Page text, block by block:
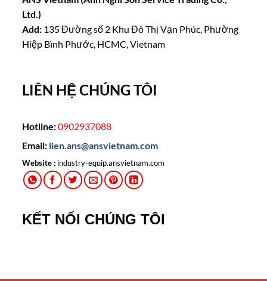
Ltd.)
Add: 135 Đường số 2 Khu Đô Thị Vạn Phúc, Phường
Hiệp Bình Phước, HCMC, Vietnam
LIÊN HỆ CHÚNG TÔI
Hotline:0902937088
Email: lien.ans@ansvietnam.com
Website : industry-equip.ansvietnam.com
KẾT NỐI CHÚNG TÔI